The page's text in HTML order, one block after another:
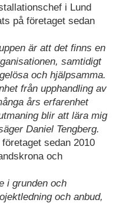
i Lund
på företaget sedan
är att det finns en
samtidigt
och hjälpsamma.
från upphandling av
års erfarenhet
blir att lära mig
Daniel Tengberg.
sedan 2010
och
i grunden och
och anbud,